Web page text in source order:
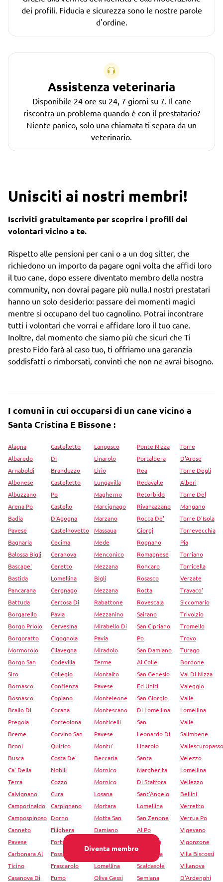
Diventa membro
dei profili. Fiducia e sicurezza sono le nostre parole
d'ordine.
Assistenza veterinaria
Disponibile 24 ore su 24, 7 giorni su 7. Il cane
riscontra un problema quando è con il prestatario?
Niente panico, solo una chiamata ti separa da un
veterinario.
Unisciti ai nostri membri!
Iscriviti gratuitamente per scoprire i profili dei
volontari vicino a te.
Rispetto alle pensioni per cani o a un dog sitter, che
richiedono un importo da pagare ogni volta che affidi loro
il tuo cane, dopo essere diventato membro della nostra
community, non dovrai pagare più nulla.I nostri prestatari
hanno un solo desiderio: passare dei momenti magici
mentre si occupano del tuo cagnolino. Potrai incontrare
tutti i volontari che vorrai e affidare loro il tuo cane.
Inoltre, dal momento che siamo più che sicuri che Ti
presto Fido farà al caso tuo, ti offriamo una garanzia
soddisfatti o rimborsati, convinti che non ne avrai bisogno.
I comuni in cui occuparsi di un cane vicino a
Santa Cristina E Bissone :
Alagna
Albaredo
Arnaboldi
Albonese
Albuzzano
Arena Po
Badia
Pavese
Bagnaria
Balossa Bigli
Bascape'
Bastida
Pancarana
Battuda
Borgarello
Borgo Priolo
Borgoratto
Mormorolo
Borgo San
Siro
Bornasco
Bosnasco
Brallo Di
Pregola
Breme
Broni
Busca
Ca' Della
Terra
Calvignano
Camporinaldo
Campospinoso
Canneto
Pavese
Carbonara Al
Ticino
Casanova Di
Castelletto
Di
Branduzzo
Castelletto
Po
Castello
D'Agogna
Castelnovetto
Cecima
Ceranova
Ceretto
Lomellina
Cergnago
Certosa Di
Pavia
Cervesina
Cigognola
Cilavegna
Codevilla
Collegio
Confienza
Copiano
Corana
Corteolona
Corvino San
Quirico
Costa De'
Nobili
Cozzo
Cura
Carpignano
Dorno
Filighera
Fortunago
Fossarmato
Frascarolo
Fumo
Langosco
Linarolo
Lirio
Lungavilla
Magherno
Marcignago
Marzano
Massaua
Mede
Menconico
Mezzana
Bigli
Mezzana
Rabattone
Mezzanino
Mirabello Di
Pavia
Miradolo
Terme
Montalto
Pavese
Monteleone
Montescano
Monticelli
Pavese
Montu'
Beccaria
Mornico
Mornico
Losana
Mortara
Motta San
Damiano
Olevano Di
Lomellina
Oliva Gessi
Ponte Nizza
Portalbera
Rea
Redavalle
Retorbido
Rivanazzano
Rocca De'
Giorgi
Rognano
Romagnese
Roncaro
Rosasco
Rotta
Rovescala
Sairano
San Cipriano
Po
San Damiano
Al Colle
San Genesio
Ed Uniti
San Giorgio
Di Lomellina
San
Leonardo Di
Linarolo
Santa
Margherita
Di Staffora
Sant'Angelo
Lomellina
San Zenone
Al Po
Sartirana
Lomellina
Scaldasole
Semiana
Torre
D'Arese
Torre Degli
Alberi
Torre Del
Mangano
Torre D'Isola
Torrevecchia
Pia
Torriano
Torricella
Verzate
Travaco'
Siccomario
Trivolzio
Tromello
Trovo
Turago
Bordone
Val Di Nizza
Valeggio
Valle
Lomellina
Valle
Salimbene
Vallescuropasso
Velezzo
Lomellina
Vellezzo
Bellini
Verretto
Verrua Po
Vigevano
Vigonzone
Villa Biscossi
Villanova
D'Ardenghi